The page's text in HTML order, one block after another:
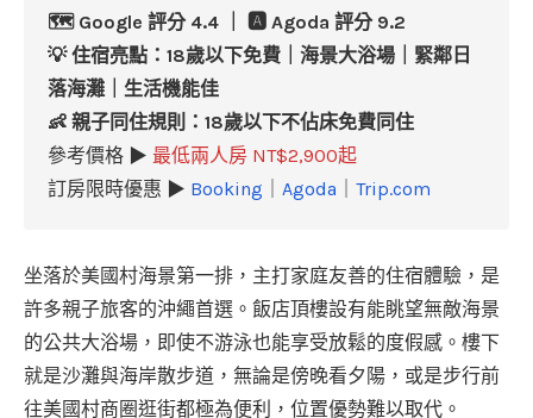
🗺️ Google 評分 4.4 ｜ 🅰️ Agoda 評分 9.2
💡 住宿亮點：18歲以下免費｜海景大浴場｜緊鄰日
落海灘｜生活機能佳
👶 親子同住規則：18歲以下不佔床免費同住
參考價格 ▶ 最低兩人房 NT$2,900起
訂房限時優惠 ▶ Booking Agoda Trip.com
坐落於美國村海景第一排，主打家庭友善的住宿體驗，是
許多親子旅客的沖繩首選。飯店頂樓設有能眺望無敵海景
的公共大浴場，即使不游泳也能享受放鬆的度假感。樓下
就是沙灘與海岸散步道，無論是傍晚看夕陽，或是步行前
往美國村商圈逛街都極為便利，位置優勢難以取代。